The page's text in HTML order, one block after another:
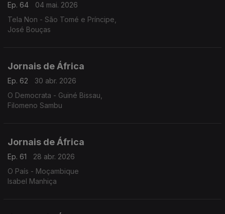
Ep. 64
04 mai. 2026
Tela Non - São Tomé e Príncipe,
José Bouças
Jornais de África
Ep. 62
30 abr. 2026
O Democrata - Guiné Bissau,
Filomeno Sambu
Jornais de África
Ep. 61
28 abr. 2026
O País - Moçambique
Isabel Manhiça